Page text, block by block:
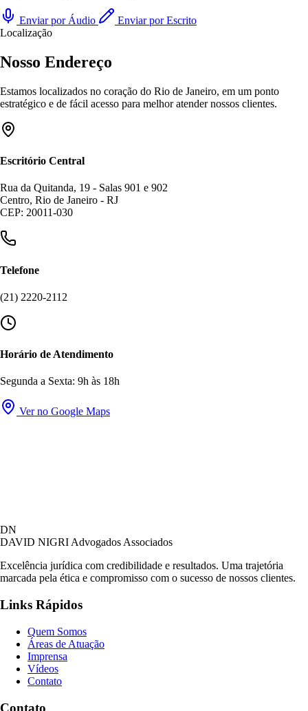
Enviar por Áudio
Enviar por Escrito
Localização
Nosso Endereço
Estamos localizados no coração do Rio de Janeiro, em um ponto
estratégico e de fácil acesso para melhor atender nossos clientes.
Escritório Central
Rua da Quitanda, 19 - Salas 901 e 902
Centro, Rio de Janeiro - RJ
CEP: 20011-030
Telefone
(21) 2220-2112
Horário de Atendimento
Segunda a Sexta: 9h às 18h
Ver no Google Maps
DN
DAVID NIGRIAdvogados Associados
Excelência jurídica com credibilidade e resultados. Uma trajetória
marcada pela ética e compromisso com o sucesso de nossos clientes.
Links Rápidos
Quem Somos
Áreas de Atuação
Imprensa
Vídeos
Contato
Contato
Online agora
Para que possamos ajudá-lo, por favor, informe
como deseja falar com nossa equipe.
Prefiro ser respondido por: